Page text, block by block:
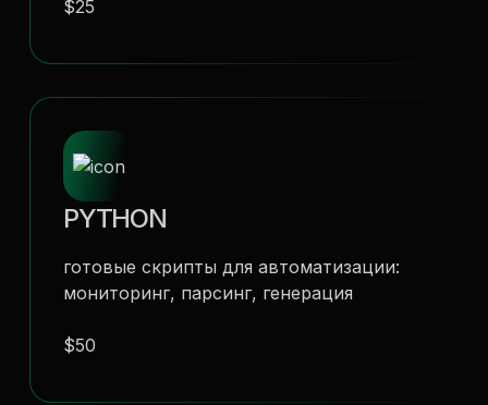
$25
PYTHON
готовые скрипты для автоматизации:
мониторинг, парсинг, генерация
$50